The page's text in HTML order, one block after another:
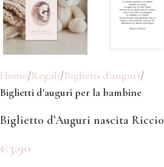
Home Regali Biglietti d'auguri
Biglietti d'auguri per la bambine
Biglietto d’Auguri nascita Riccio
€3.90